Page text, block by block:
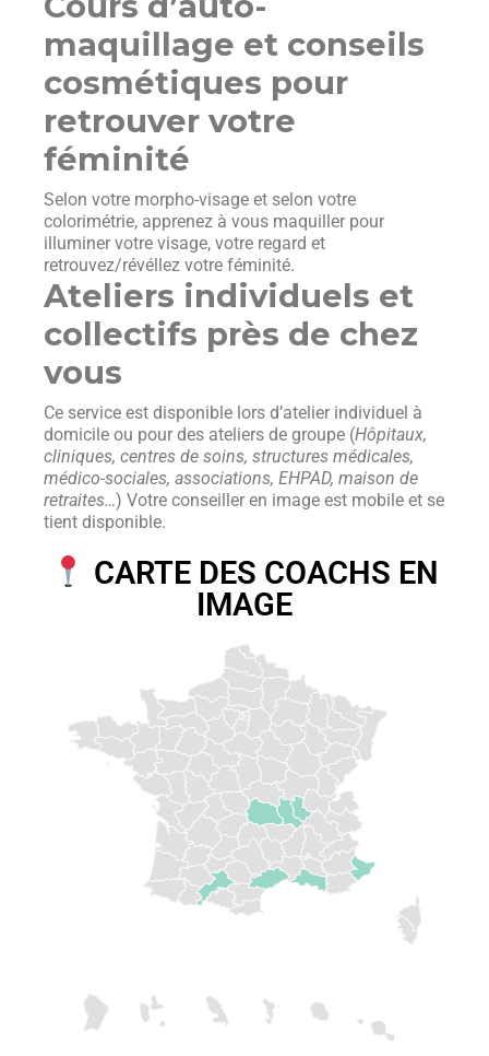
maquillage et conseils
cosmétiques pour
retrouver votre
féminité
Selon votre morpho-visage et selon votre
colorimétrie, apprenez à vous maquiller pour
illuminer votre visage, votre regard et
retrouvez/révéllez votre féminité.
Ateliers individuels et
collectifs près de chez
vous
Ce service est disponible lors d’atelier individuel à
domicile ou pour des ateliers de groupe (Hôpitaux,
cliniques, centres de soins, structures médicales,
médico-sociales, associations, EHPAD, maison de
retraites…) Votre conseiller en image est mobile et se
tient disponible.
CARTE DES COACHS EN
IMAGE